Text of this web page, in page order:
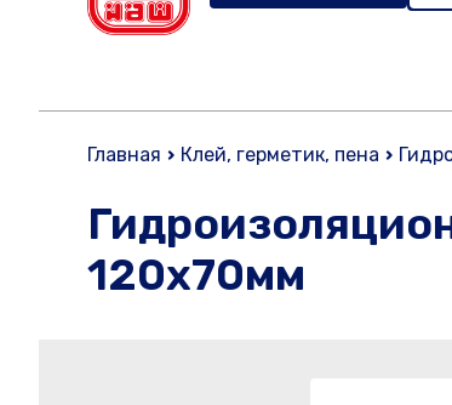
Главная Клей, герметик, пена
120х70мм